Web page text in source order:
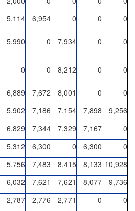
5,114 6,954 0 0 0
5,990 0 7,934 0 0
0 0 8,212 0 0
6,889 7,672 8,001 0 0
5,902 7,186 7,154 7,898 9,256
6,829 7,344 7,329 7,167 0
5,312 6,300 0 6,300 0
5,756 7,483 8,415 8,133 10,928
6,032 7,621 7,621 8,077 9,736
2,787 2,776 2,771 0 0